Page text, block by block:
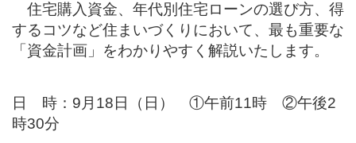
住宅購入資金、年代別住宅ローンの選び方、得
するコツなど住まいづくりにおいて、最も重要な
「資金計画」をわかりやすく解説いたします。
日 時：9月18日（日） ①午前11時 ②午後2
時30分